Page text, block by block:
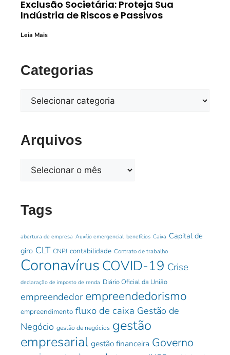
Exclusão Societária: Proteja Sua
Indústria de Riscos e Passivos
Leia Mais
Categorias
Arquivos
Tags
abertura de empresa Auxílio emergencial benefícios Caixa Capital de
giro CLT CNPJ contabilidade Contrato de trabalho
Coronavírus COVID-19 Crise
declaração de imposto de renda Diário Oficial da União
empreendedor empreendedorismo
empreendimento fluxo de caixa Gestão de
Negócio gestão de negócios gestão
empresarial gestão financeira Governo